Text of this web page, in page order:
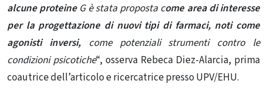
alcune proteine​​G è stata proposta come area di interesse
per la progettazione di nuovi tipi di farmaci, noti come
agonisti inversi, come potenziali strumenti contro le
condizioni psicotiche“, osserva Rebeca Diez-Alarcia, prima
coautrice dell’articolo e ricercatrice presso UPV/EHU.